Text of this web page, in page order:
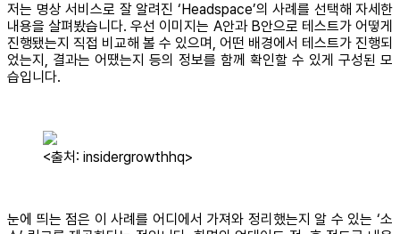
저는 명상 서비스로 잘 알려진 ‘Headspace’의 사례를 선택해 자세한
내용을 살펴봤습니다. 우선 이미지는 A안과 B안으로 테스트가 어떻게
진행됐는지 직접 비교해 볼 수 있으며, 어떤 배경에서 테스트가 진행되
었는지, 결과는 어땠는지 등의 정보를 함께 확인할 수 있게 구성된 모
습입니다.
<출처: insidergrowthhq>
눈에 띄는 점은 이 사례를 어디에서 가져와 정리했는지 알 수 있는 ‘소